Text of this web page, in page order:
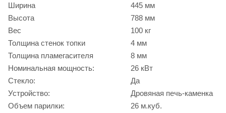
Ширина
445 мм
Высота
788 мм
Вес
100 кг
Толщина стенок топки
4 мм
Толщина пламегасителя
8 мм
Номинальная мощность:
26 кВт
Стекло:
Да
Устройство:
Дровяная печь-каменка
Объем парилки:
26 м.куб.